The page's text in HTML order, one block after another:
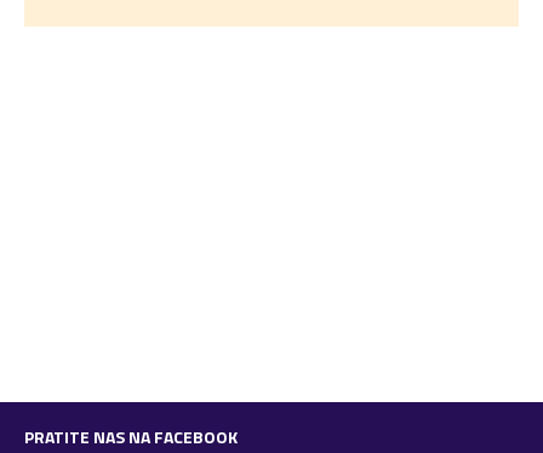
PRATITE NAS NA FACEBOOK